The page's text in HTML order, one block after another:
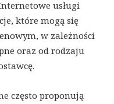
usługi
które mogą się
w zależności
oraz od rodzaju
często proponują